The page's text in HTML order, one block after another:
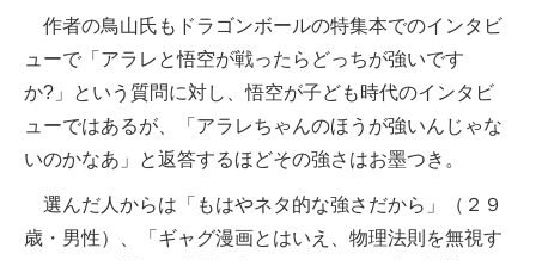
作者の鳥山氏もドラゴンボールの特集本でのインタビ
ューで「アラレと悟空が戦ったらどっちが強いです
か?」という質問に対し、悟空が子ども時代のインタビ
ューではあるが、「アラレちゃんのほうが強いんじゃな
いのかなあ」と返答するほどその強さはお墨つき。
選んだ人からは「もはやネタ的な強さだから」（２９
歳・男性）、「ギャグ漫画とはいえ、物理法則を無視す